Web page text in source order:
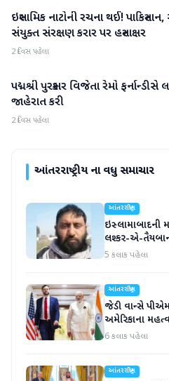
આંતરરાષ્ટ્રીય
ઇસ્લામિક નાટોની રચના થઈ!
સંયુક્ત સંરક્ષણ કરાર પર હસ્તાક્ષર
2 દિવસ પહેલા
આંતરરાષ્ટ્રીય
પદ્મશ્રી પુરસ્કાર વિજેતા રેમો ફર્નાન્ડીસે
જાહેરાત કરી
2 દિવસ પહેલા
આંતરરાષ્ટ્રીયના વધુ સમાચાર
આંતરરાષ્ટ્રીય
ઇસ્લામાબાદની
લશ્કર-એ-
સંજોગોમાં મોત
5 કલાક પહેલા
આંતરરાષ્ટ્રીય
જેડી વાન્સે
અમેરિકાના
6 કલાક પહેલા
આંતરરાષ્ટ્રીય